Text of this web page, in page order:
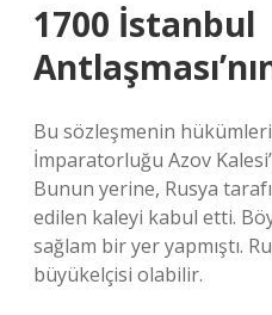
1700 İstanbul
Bu sözleşmenin
İmparatorluğu Azov
Bunun yerine, Rusya
edilen kaleyi kabul etti.
sağlam bir yer yapmıştı.
büyükelçisi olabilir.